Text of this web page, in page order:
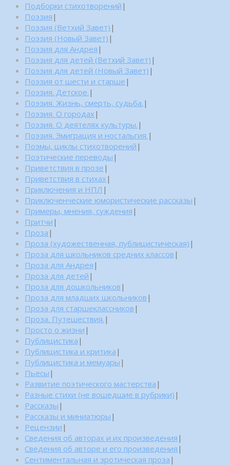
Подборки стихотворений |
Поэзия |
Поэзия (Ветхий Завет) |
Поэзия (Новый Завет) |
Поэзия для Андрея |
Поэзия для детей (Ветхий Завет) |
Поэзия для детей (Новый Завет) |
Поэзия от шести и старше |
Поэзия. Детское. |
Поэзия. Жизнь, смерть, судьба. |
Поэзия. О городах |
Поэзия. О деятелях культуры. |
Поэзия. Эмиграция и ностальгия. |
Поэмы, циклы стихотворений |
Поэтические переводы |
Приветствия в прозе |
Приветствия в стихах |
Приключения и НПЛ |
Приключенческие юмористические рассказы |
Примеры, мнения, суждения |
Притчи |
Проза |
Проза (художественная, публицистическая) |
Проза для школьников средних классов |
Проза для Андрея |
Проза для детей |
Проза для дошкольников |
Проза для младших школьников |
Проза для старшеклассников |
Проза. Путешествия. |
Просто о жизни |
Публицистика |
Публицистика и критика |
Публицистика и мемуары |
Пьесы |
Развитие поэтического мастерства |
Разные стихи (не вошедшие в рубрики) |
Рассказы |
Рассказы и миниатюры |
Рецензии |
Сведения об авторах и их произведения |
Сведения об авторе и его произведения |
Сентиментальная и эротическая проза |